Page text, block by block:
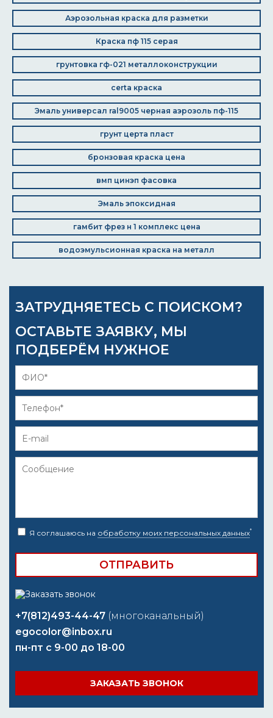
Аэрозольная краска для разметки
Краска пф 115 серая
грунтовка гф-021 металлоконструкции
certa краска
Эмаль универсал ral9005 черная аэрозоль пф-115
грунт церта пласт
бронзовая краска цена
вмп цинэп фасовка
Эмаль эпоксидная
гамбит фрез н 1 комплекс цена
водоэмульсионная краска на металл
ЗАТРУДНЯЕТЕСЬ С ПОИСКОМ?
ОСТАВЬТЕ ЗАЯВКУ, МЫ
ПОДБЕРЁМ НУЖНОЕ
Я соглашаюсь на обработку моих персональных данных*
+7(812)493-44-47 (многоканальный)
egocolor@inbox.ru
пн-пт с 9-00 до 18-00
ЗАКАЗАТЬ ЗВОНОК